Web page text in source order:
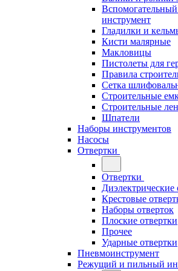
инструмент
Гладилки и
Кисти малярные
Макловицы
Пистолеты для
Правила
Сетка
Строительные
Строительные
Шпатели
Наборы инструментов
Насосы
Отвертки
Отвертки
Диэлектрические
Крестовые
Наборы отверток
Плоские отвертки
Прочее
Ударные отвертки
Пневмоинструмент
Режущий и пильный